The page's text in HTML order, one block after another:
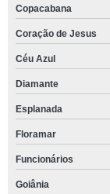
Copacabana
Coração de Jesus
Céu Azul
Diamante
Esplanada
Floramar
Funcionários
Goiânia